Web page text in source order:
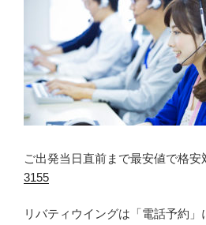
ご出発当日直前まで最安値で格安
3155
リバティウイングは「電話予約」